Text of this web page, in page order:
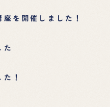
を開催しました！
た
！